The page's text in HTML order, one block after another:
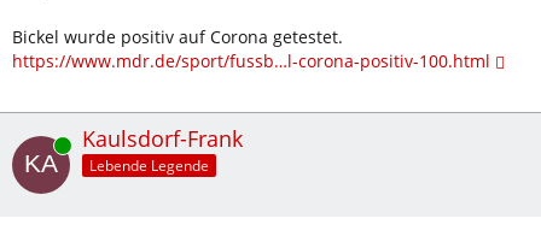
Bickel wurde positiv auf Corona getestet.
https://www.mdr.de/sport/fussb…l-corona-positiv-100.html
Online Kaulsdorf-Frank
Lebende Legende